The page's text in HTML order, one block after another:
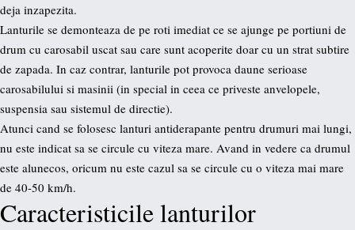
deja inzapezita.
Lanturile se demonteaza de pe roti imediat ce se ajunge pe portiuni de
drum cu carosabil uscat sau care sunt acoperite doar cu un strat subtire
de zapada. In caz contrar, lanturile pot provoca daune serioase
carosabilului si masinii (in special in ceea ce priveste anvelopele,
suspensia sau sistemul de directie).
Atunci cand se folosesc lanturi antiderapante pentru drumuri mai lungi,
nu este indicat sa se circule cu viteza mare. Avand in vedere ca drumul
este alunecos, oricum nu este cazul sa se circule cu o viteza mai mare
de 40-50 km/h.
Caracteristicile lanturilor